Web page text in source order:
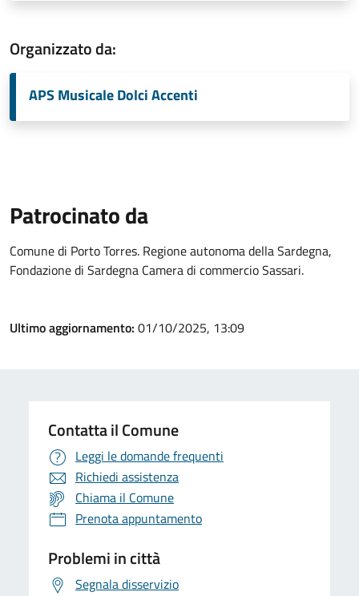
Organizzato da:
APS Musicale Dolci Accenti
Patrocinato da
Comune di Porto Torres. Regione autonoma della Sardegna,
Fondazione di Sardegna Camera di commercio Sassari.
Ultimo aggiornamento: 01/10/2025, 13:09
Contatta il Comune
Leggi le domande frequenti
Richiedi assistenza
Chiama il Comune
Prenota appuntamento
Problemi in città
Segnala disservizio